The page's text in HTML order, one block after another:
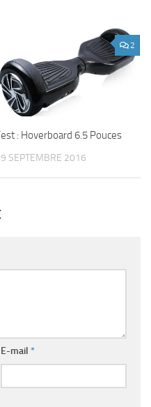
2
: Hoverboard 6.5 Pouces
SEPTEMBRE 2016
E-mail *